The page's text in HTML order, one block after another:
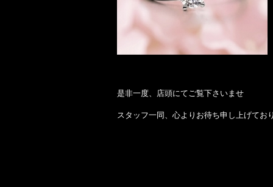
是非一度、店頭にてご覧下さいませ
スタッフ一同、心よりお待ち申し上げてお